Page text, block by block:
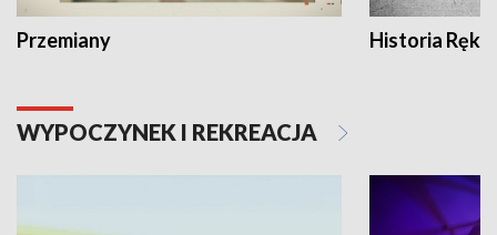
Przemiany Historia Ręką
WYPOCZYNEK I REKREACJA